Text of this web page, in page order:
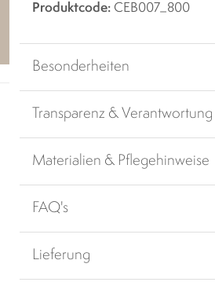
Produktcode: CEB007_800
Besonderheiten
Transparenz & Verantwortung
Materialien & Pflegehinweise
FAQ's
Lieferung